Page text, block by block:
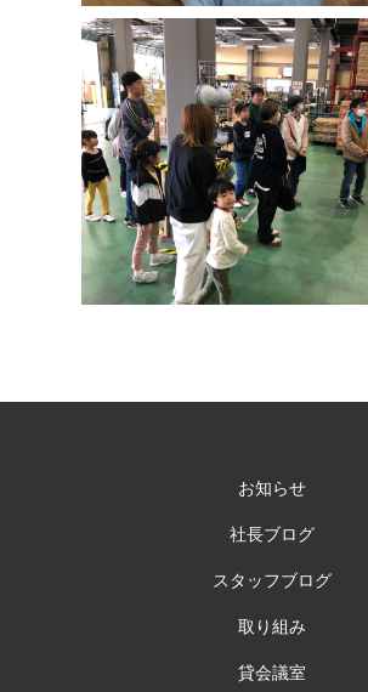
お知らせ
社長ブログ
スタッフブログ
取り組み
貸会議室